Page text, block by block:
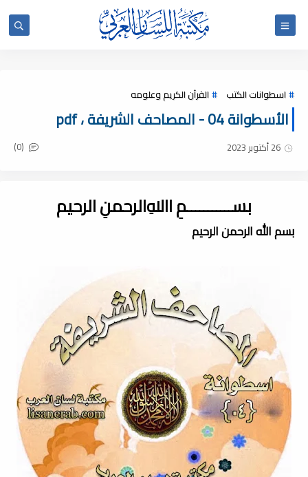
اسطوانات الكتب القرآن الكريم وعلومه
الأسطوانة 04 - المصاحف الشريفة ، pdf
26 أكتوبر 2023 (0)
بســـــــــــمِ اﷲِالرحمنِ الرحيم
بسم الله الرحمن الرحيم